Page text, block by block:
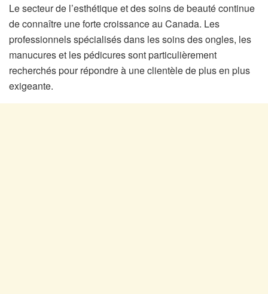
Le secteur de l’esthétique et des soins de beauté continue
de connaître une forte croissance au Canada. Les
professionnels spécialisés dans les soins des ongles, les
manucures et les pédicures sont particulièrement
recherchés pour répondre à une clientèle de plus en plus
exigeante.